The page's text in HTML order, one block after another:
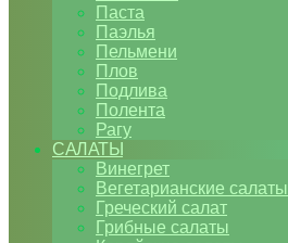
Паста
Паэлья
Пельмени
Плов
Подлива
Полента
Рагу
САЛАТЫ
Винегрет
Вегетарианские салаты
Греческий салат
Грибные салаты